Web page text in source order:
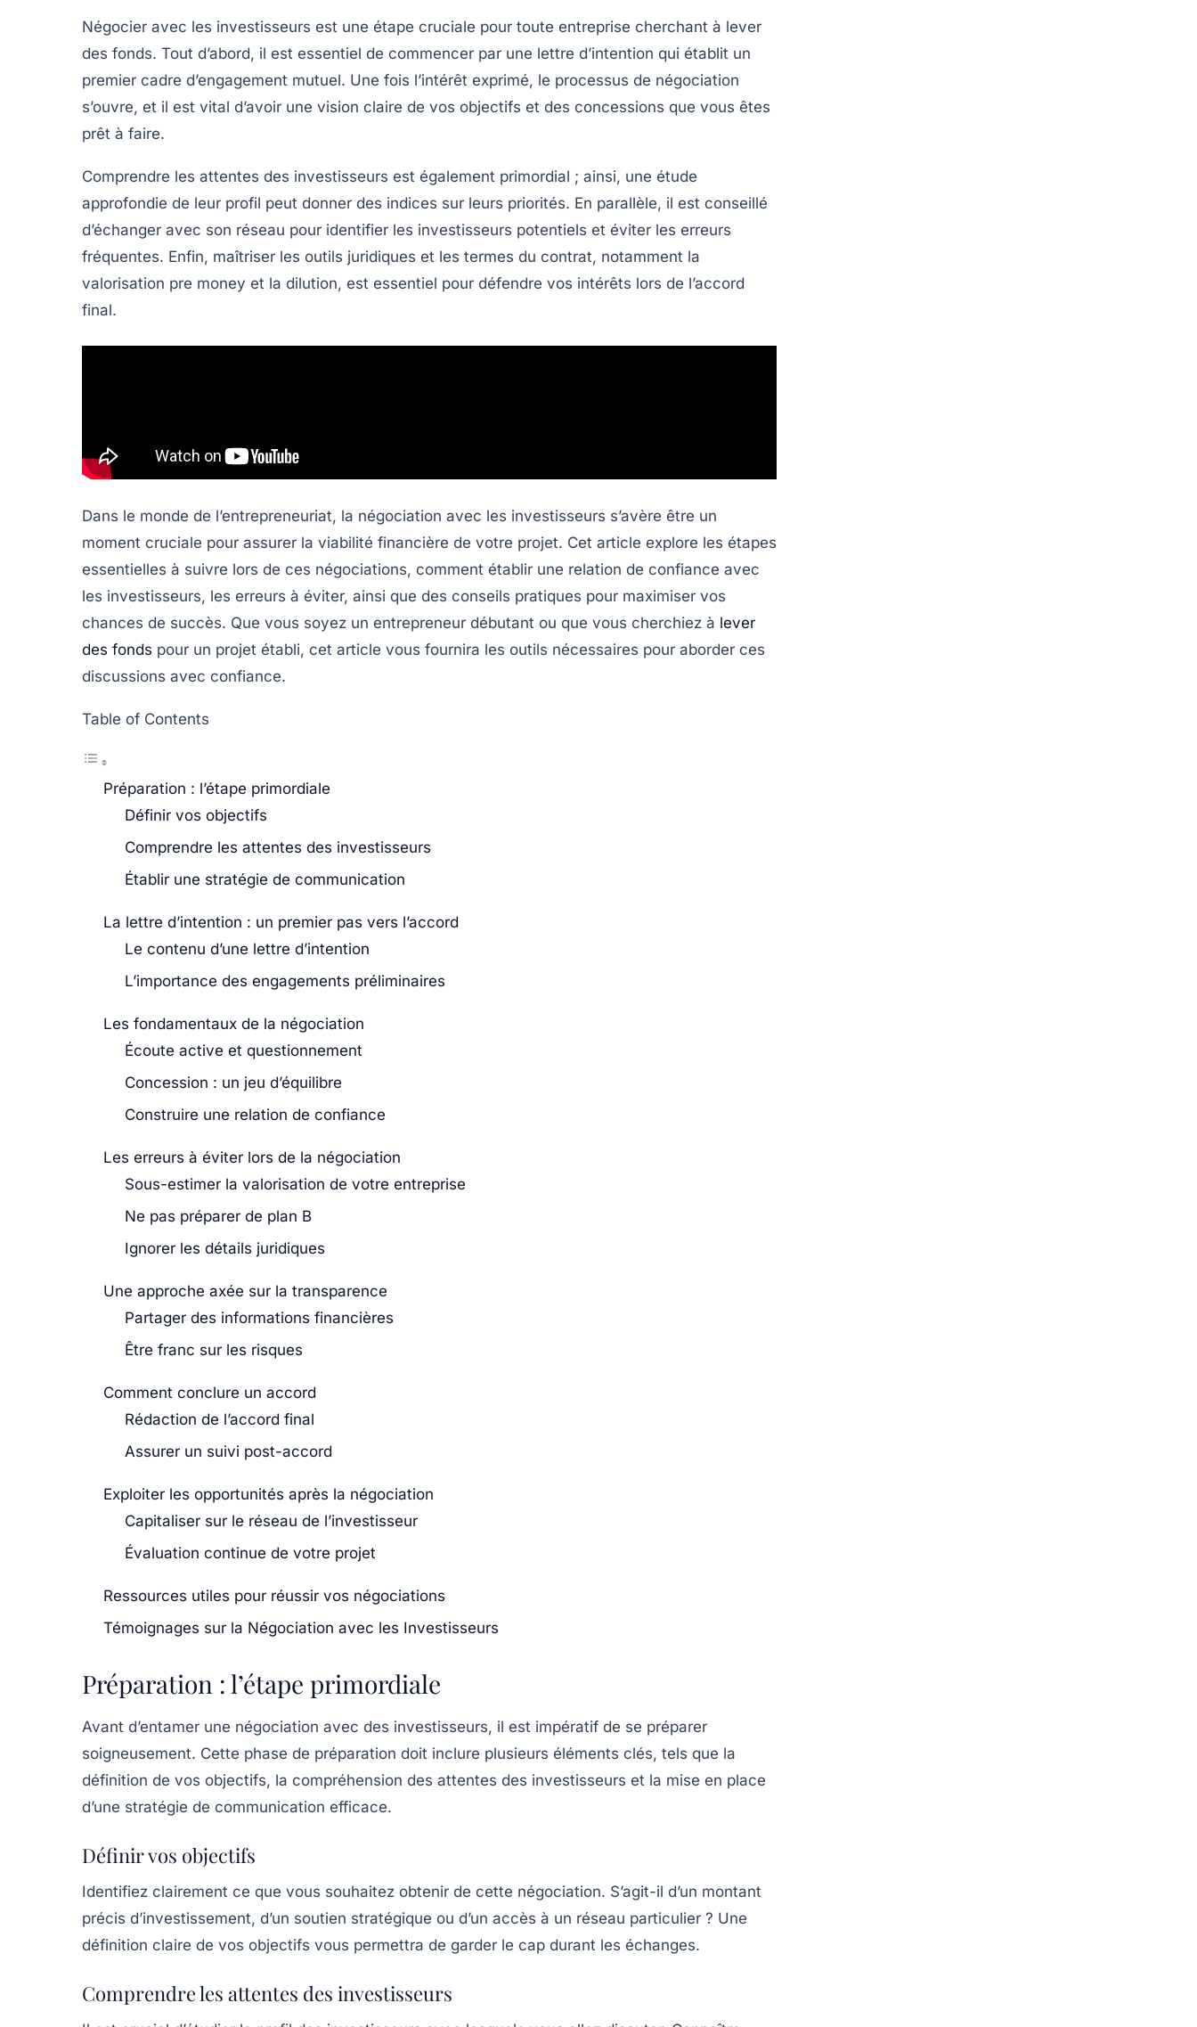
Négocier avec les investisseurs est une étape cruciale pour toute entreprise cherchant à lever
des fonds. Tout d’abord, il est essentiel de commencer par une lettre d’intention qui établit un
premier cadre d’engagement mutuel. Une fois l’intérêt exprimé, le processus de négociation
s’ouvre, et il est vital d’avoir une vision claire de vos objectifs et des concessions que vous êtes
prêt à faire.
Comprendre les attentes des investisseurs est également primordial ; ainsi, une étude
approfondie de leur profil peut donner des indices sur leurs priorités. En parallèle, il est conseillé
d’échanger avec son réseau pour identifier les investisseurs potentiels et éviter les erreurs
fréquentes. Enfin, maîtriser les outils juridiques et les termes du contrat, notamment la
valorisation pre money et la dilution, est essentiel pour défendre vos intérêts lors de l’accord
final.
Dans le monde de l’entrepreneuriat, la négociation avec les investisseurs s’avère être un
moment cruciale pour assurer la viabilité financière de votre projet. Cet article explore les étapes
essentielles à suivre lors de ces négociations, comment établir une relation de confiance avec
les investisseurs, les erreurs à éviter, ainsi que des conseils pratiques pour maximiser vos
chances de succès. Que vous soyez un entrepreneur débutant ou que vous cherchiez à lever
des fonds pour un projet établi, cet article vous fournira les outils nécessaires pour aborder ces
discussions avec confiance.
Table of Contents
Préparation : l’étape primordiale
Définir vos objectifs
Comprendre les attentes des investisseurs
Établir une stratégie de communication
La lettre d’intention : un premier pas vers l’accord
Le contenu d’une lettre d’intention
L’importance des engagements préliminaires
Les fondamentaux de la négociation
Écoute active et questionnement
Concession : un jeu d’équilibre
Construire une relation de confiance
Les erreurs à éviter lors de la négociation
Sous-estimer la valorisation de votre entreprise
Ne pas préparer de plan B
Ignorer les détails juridiques
Une approche axée sur la transparence
Partager des informations financières
Être franc sur les risques
Comment conclure un accord
Rédaction de l’accord final
Assurer un suivi post-accord
Exploiter les opportunités après la négociation
Capitaliser sur le réseau de l’investisseur
Évaluation continue de votre projet
Ressources utiles pour réussir vos négociations
Témoignages sur la Négociation avec les Investisseurs
Préparation : l’étape primordiale
Avant d’entamer une négociation avec des investisseurs, il est impératif de se préparer
soigneusement. Cette phase de préparation doit inclure plusieurs éléments clés, tels que la
définition de vos objectifs, la compréhension des attentes des investisseurs et la mise en place
d’une stratégie de communication efficace.
Définir vos objectifs
Identifiez clairement ce que vous souhaitez obtenir de cette négociation. S’agit-il d’un montant
précis d’investissement, d’un soutien stratégique ou d’un accès à un réseau particulier ? Une
définition claire de vos objectifs vous permettra de garder le cap durant les échanges.
Comprendre les attentes des investisseurs